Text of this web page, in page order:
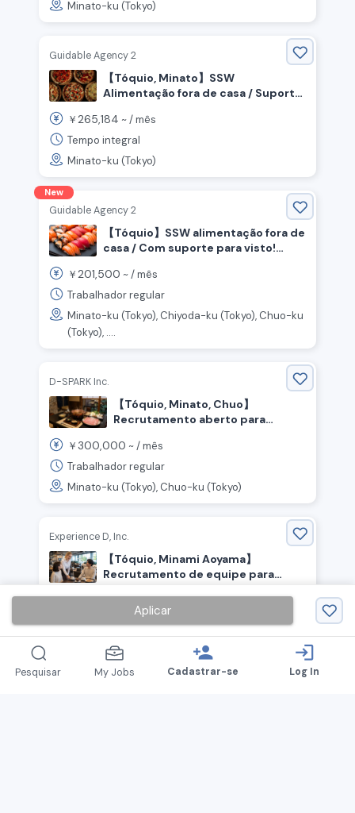
Aplicar
Minato-ku (Tokyo)
Guidable Agency 2
【Tóquio, Minato】SSW
Alimentação fora de casa / Suporte
recrutando chef para atuar em
cozinha aberta!
￥265,184 ~ /mês
Tempo integral
Minato-ku (Tokyo)
New
Guidable Agency 2
【Tóquio】SSW alimentação fora de
casa / Com suporte para visto!
pessoal de salão!
￥201,500 ~ /mês
Trabalhador regular
Minato-ku (Tokyo), Chiyoda-ku (Tokyo), Chuo-ku
(Tokyo), ....
D-SPARK Inc.
【Tóquio, Minato, Chuo】
Recrutamento aberto para
em restaurante de pratos de
carne de porco
￥ 300,000 ~ /mês
Trabalhador regular
Minato-ku (Tokyo), Chuo-ku (Tokyo)
Experience D, Inc.
【Tóquio, Minami Aoyama】
Recrutamento de equipe para
marca Honda! ☕️
￥310,000~ /mês
Trabalhador contratado
Pesquisar My Jobs
person_add
Cadastrar-se
login
Log In